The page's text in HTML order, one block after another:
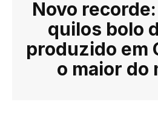
Novo
quilos bolo
produzido em
o maior do